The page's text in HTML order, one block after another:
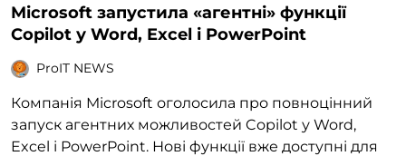
Microsoft запустила «агентні» функції
Copilot у Word, Excel і PowerPoint
ProIT NEWS
Компанія Microsoft оголосила про повноцінний
запуск агентних можливостей Copilot у Word,
Excel і PowerPoint. Нові функції вже доступні для